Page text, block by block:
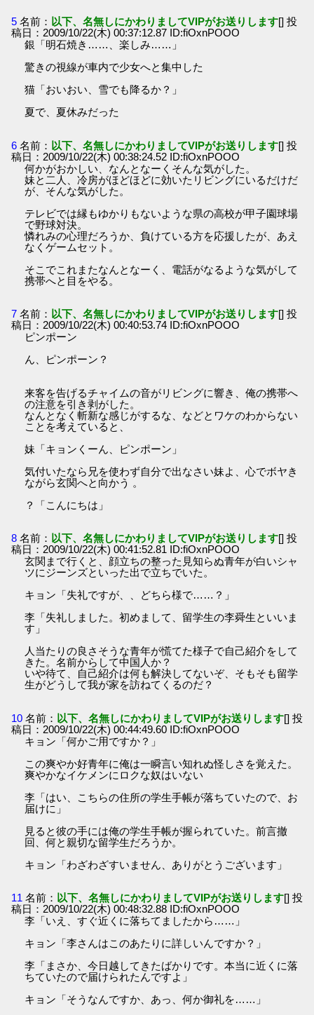
5 名前： 以下、名無しにかわりましてVIPがお送りします[] 投
稿日：2009/10/22(木) 00:37:12.87 ID:fiOxnPOOO
銀「明石焼き……、楽しみ……」
驚きの視線が車内で少女へと集中した
猫「おいおい、雪でも降るか？」
夏で、夏休みだった
6 名前： 以下、名無しにかわりましてVIPがお送りします[] 投
稿日：2009/10/22(木) 00:38:24.52 ID:fiOxnPOOO
何かがおかしい、なんとなーくそんな気がした。
妹と二人、冷房がほどほどに効いたリビングにいるだけだ
が、そんな気がした。
テレビでは縁もゆかりもないような県の高校が甲子園球場
で野球対決。
憐れみの心理だろうか、負けている方を応援したが、あえ
なくゲームセット。
そこでこれまたなんとなーく、電話がなるような気がして
携帯へと目をやる。
7 名前： 以下、名無しにかわりましてVIPがお送りします[] 投
稿日：2009/10/22(木) 00:40:53.74 ID:fiOxnPOOO
ピンポーン
ん、ピンポーン？
来客を告げるチャイムの音がリビングに響き、俺の携帯へ
の注意を引き剥がした。
なんとなく斬新な感じがするな、などとワケのわからない
ことを考えていると、
妹「キョンくーん、ピンポーン」
気付いたなら兄を使わず自分で出なさい妹よ、心でボヤき
ながら玄関へと向かう 。
？「こんにちは」
8 名前： 以下、名無しにかわりましてVIPがお送りします[] 投
稿日：2009/10/22(木) 00:41:52.81 ID:fiOxnPOOO
玄関まで行くと、顔立ちの整った見知らぬ青年が白いシャ
ツにジーンズといった出で立ちでいた。
キョン「失礼ですが、、どちら様で……？」
李「失礼しました。初めまして、留学生の李舜生といいま
す」
人当たりの良さそうな青年が慌てた様子で自己紹介をして
きた。名前からして中国人か？
いや待て、自己紹介は何も解決してないぞ、そもそも留学
生がどうして我が家を訪ねてくるのだ？
10 名前： 以下、名無しにかわりましてVIPがお送りします[] 投
稿日：2009/10/22(木) 00:44:49.60 ID:fiOxnPOOO
キョン「何かご用ですか？」
この爽やか好青年に俺は一瞬言い知れぬ怪しさを覚えた。
爽やかなイケメンにロクな奴はいない
李「はい、こちらの住所の学生手帳が落ちていたので、お
届けに」
見ると彼の手には俺の学生手帳が握られていた。前言撤
回、何と親切な留学生だろうか。
キョン「わざわざすいません、ありがとうございます」
11 名前： 以下、名無しにかわりましてVIPがお送りします[] 投
稿日：2009/10/22(木) 00:48:32.88 ID:fiOxnPOOO
李「いえ、すぐ近くに落ちてましたから……」
キョン「李さんはこのあたりに詳しいんですか？」
李「まさか、今日越してきたばかりです。本当に近くに落
ちていたので届けられたんですよ」
キョン「そうなんですか、あっ、何か御礼を……」